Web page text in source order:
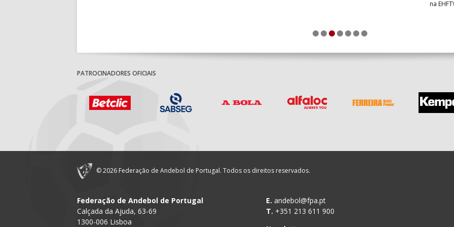
na
1 2 3 4 5 6 7
PATROCINADORES OFICIAIS
© 2026 Federação de Andebol de Portugal. Todos os direitos reservados.
Federação de Andebol de Portugal
Calçada da Ajuda, 63-69
1300-006 Lisboa
E. andebol@fpa.pt
T. +351 213 611 900